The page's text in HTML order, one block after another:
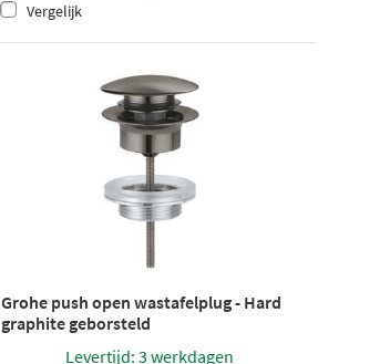
Vergelijk
Grohe push open wastafelplug - Hard
graphite geborsteld
Levertijd: 3 werkdagen